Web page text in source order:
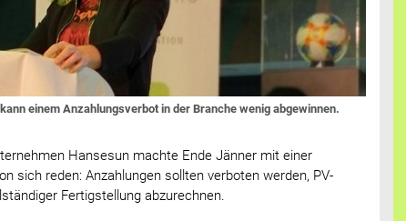
einem Anzahlungsverbot in der Branche wenig abgewinnen.
Hansesun machte Ende Jänner mit einer
sich reden: Anzahlungen sollten verboten werden, PV-
Fertigstellung abzurechnen.